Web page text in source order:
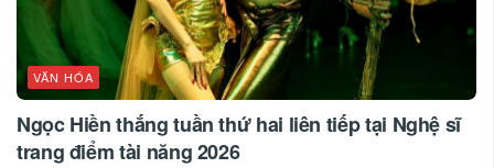
VĂN HÓA
Ngọc Hiền thắng tuần thứ hai liên tiếp tại Nghệ sĩ
trang điểm tài năng 2026